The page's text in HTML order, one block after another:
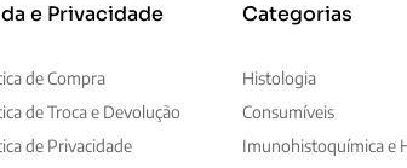
e Privacidade
de Compra
de Troca e Devolução
de Privacidade
Categorias
Histologia
Consumíveis
Imunohistoquímica e